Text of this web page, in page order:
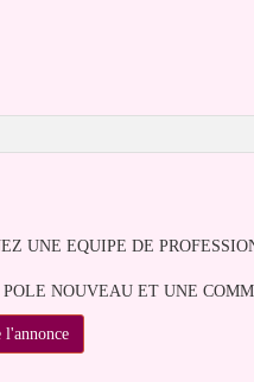
UNE EQUIPE DE
NOUVEAU ET UNE
l'annonce